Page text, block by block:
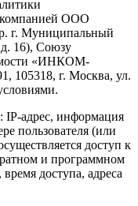
компанией ООО
г. Муниципальный
16), Союзу
«ИНКОМ-
г. Москва, ул.
IP-адрес, информация
пользователя (или
доступ к
и программном
доступа, адреса